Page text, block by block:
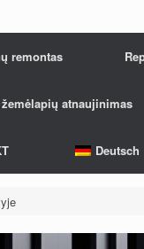
remontas
atnaujinimas
Deutsch